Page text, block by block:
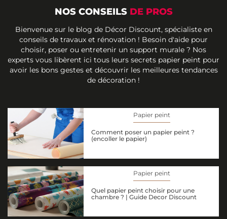
NOS CONSEILS DE PROS
Bienvenue sur le blog de Décor Discount, spécialiste en
conseils de travaux et rénovation ! Besoin d'aide pour
choisir, poser ou entretenir un support murale ? Nos
experts vous libèrent ici tous leurs secrets papier peint pour
avoir les bons gestes et découvrir les meilleures tendances
de décoration !
Papier peint
Comment poser un papier peint ?
(encoller le papier)
Papier peint
Quel papier peint choisir pour une
chambre ? | Guide Decor Discount